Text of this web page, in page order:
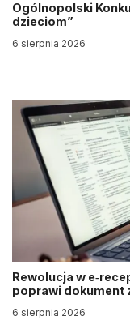
Ogólnopolski
dzieciom”
6 sierpnia 2026
Rewolucja w
poprawi dokument
6 sierpnia 2026